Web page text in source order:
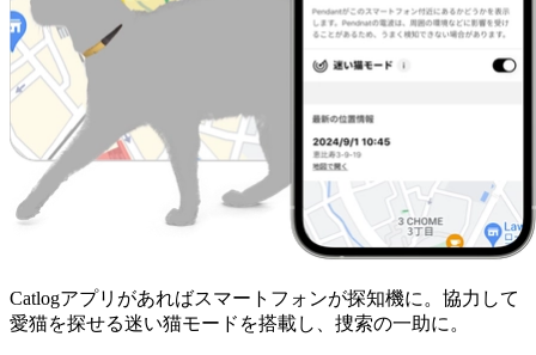
Catlogアプリがあればスマートフォンが探知機に。 協力して
愛猫を探せる迷い猫モード を搭載し、捜索の一助に。